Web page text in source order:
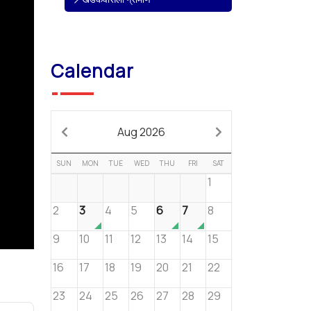
Calendar
Aug 2026
SUN MON TUE WED THU FRI SAT
1
2
3 4 5 6 7
8
9
10 11 12 13 14
15
16
17 18 19 20 21
22
23
24 25 26 27 28
29